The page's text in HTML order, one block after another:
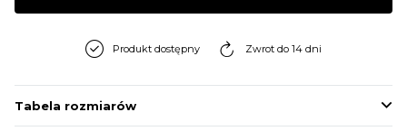
Produkt dostępny Zwrot do 14 dni
Tabela rozmiarów